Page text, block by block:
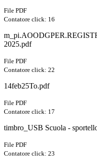
File PDF
Contatore click: 16
2025.pdf
File PDF
Contatore click: 22
14feb25To.pdf
File PDF
Contatore click: 17
timbro_USB Scuola -
File PDF
Contatore click: 23